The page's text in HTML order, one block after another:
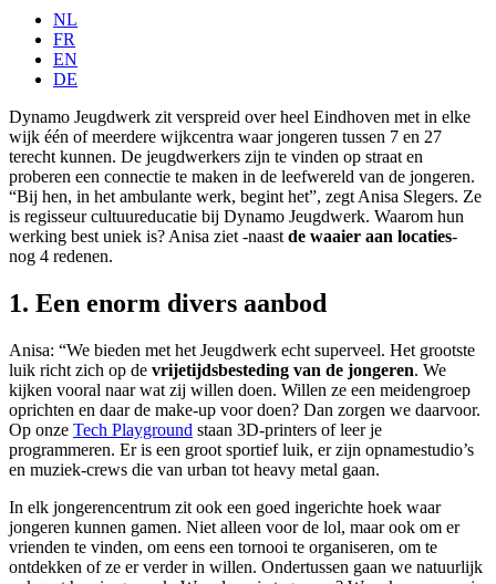
NL
FR
EN
DE
Dynamo Jeugdwerk zit verspreid over heel Eindhoven met in elke
wijk één of meerdere wijkcentra waar jongeren tussen 7 en 27
terecht kunnen. De jeugdwerkers zijn te vinden op straat en
proberen een connectie te maken in de leefwereld van de jongeren.
“Bij hen, in het ambulante werk, begint het”, zegt Anisa Slegers. Ze
is regisseur cultuureducatie bij Dynamo Jeugdwerk. Waarom hun
werking best uniek is? Anisa ziet -naast de waaier aan locaties-
nog 4 redenen.
1. Een enorm divers aanbod
Anisa: “We bieden met het Jeugdwerk echt superveel. Het grootste
luik richt zich op de vrijetijdsbesteding van de jongeren. We
kijken vooral naar wat zij willen doen. Willen ze een meidengroep
oprichten en daar de make-up voor doen? Dan zorgen we daarvoor.
Op onze Tech Playground staan 3D-printers of leer je
programmeren. Er is een groot sportief luik, er zijn opnamestudio’s
en muziek-crews die van urban tot heavy metal gaan.
In elk jongerencentrum zit ook een goed ingerichte hoek waar
jongeren kunnen gamen. Niet alleen voor de lol, maar ook om er
vrienden te vinden, om eens een tornooi te organiseren, om te
ontdekken of ze er verder in willen. Ondertussen gaan we natuurlijk